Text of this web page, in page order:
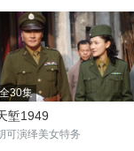
全30集
堑1949
可演绎美女特务